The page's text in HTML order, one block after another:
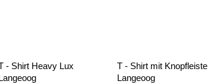
- Shirt Heavy Lux
T - Shirt mit Knopfleiste
Langeoog